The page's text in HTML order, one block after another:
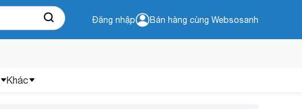
Đăng nhập Bán hàng cùng Websosanh
Khác